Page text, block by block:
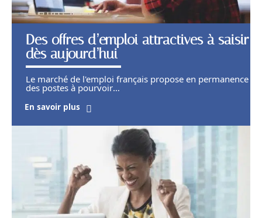
Des offres d’emploi attractives à saisir
dès aujourd’hui
Le marché de l'emploi français propose en permanence
des postes à pourvoir…
En savoir plus